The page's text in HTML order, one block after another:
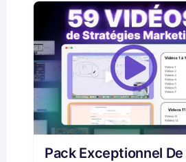
Pack Exceptionnel